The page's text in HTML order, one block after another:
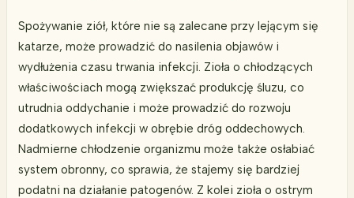
Spożywanie ziół, które nie są zalecane przy lejącym się
katarze, może prowadzić do nasilenia objawów i
wydłużenia czasu trwania infekcji. Zioła o chłodzących
właściwościach mogą zwiększać produkcję śluzu, co
utrudnia oddychanie i może prowadzić do rozwoju
dodatkowych infekcji w obrębie dróg oddechowych.
Nadmierne chłodzenie organizmu może także osłabiać
system obronny, co sprawia, że stajemy się bardziej
podatni na działanie patogenów. Z kolei zioła o ostrym